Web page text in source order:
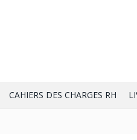
CAHIERS DES CHARGES RH